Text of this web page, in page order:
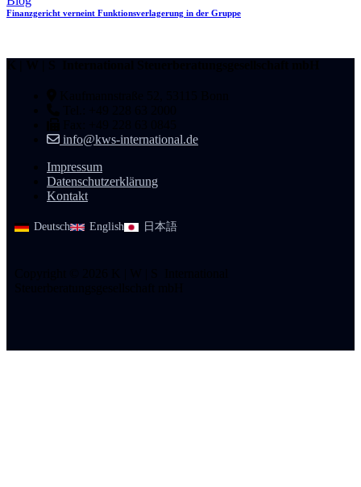
Finanzgericht verneint Funktionsverlagerung in der Gruppe
info@kws-international.de
Impressum
Datenschutzerklärung
Kontakt
Deutsch English 日本語